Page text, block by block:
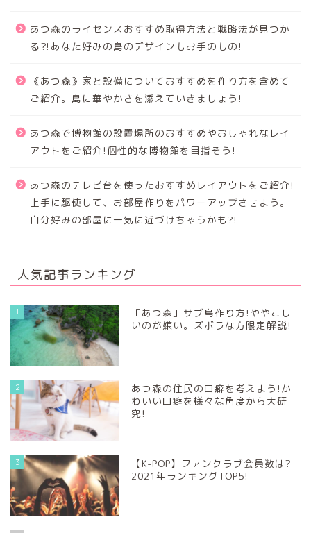
あつ森のライセンスおすすめ取得方法と戦略法が見つか
る⁈あなた好みの島のデザインもお手のもの!
《あつ森》家と設備についておすすめを作り方を含めて
ご紹介。島に華やかさを添えていきましょう!
あつ森で博物館の設置場所のおすすめやおしゃれなレイ
アウトをご紹介!個性的な博物館を目指そう!
あつ森のテレビ台を使ったおすすめレイアウトをご紹介!
上手に駆使して、お部屋作りをパワーアップさせよう。
自分好みの部屋に一気に近づけちゃうかも?!
人気記事ランキング
1
「あつ森」サブ島作り方!ややこし
いのが嫌い。ズボラな方限定解説!
2
あつ森の住民の口癖を考えよう!か
わいい口癖を様々な角度から大研
究!
3
【K-POP】ファンクラブ会員数は?
2021年ランキングTOP5!